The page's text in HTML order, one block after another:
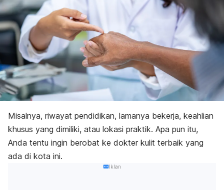
Misalnya, riwayat pendidikan, lamanya bekerja, keahlian
khusus yang dimiliki, atau lokasi praktik. Apa pun itu,
Anda tentu ingin berobat ke dokter kulit terbaik yang
ada di kota ini.
Iklan